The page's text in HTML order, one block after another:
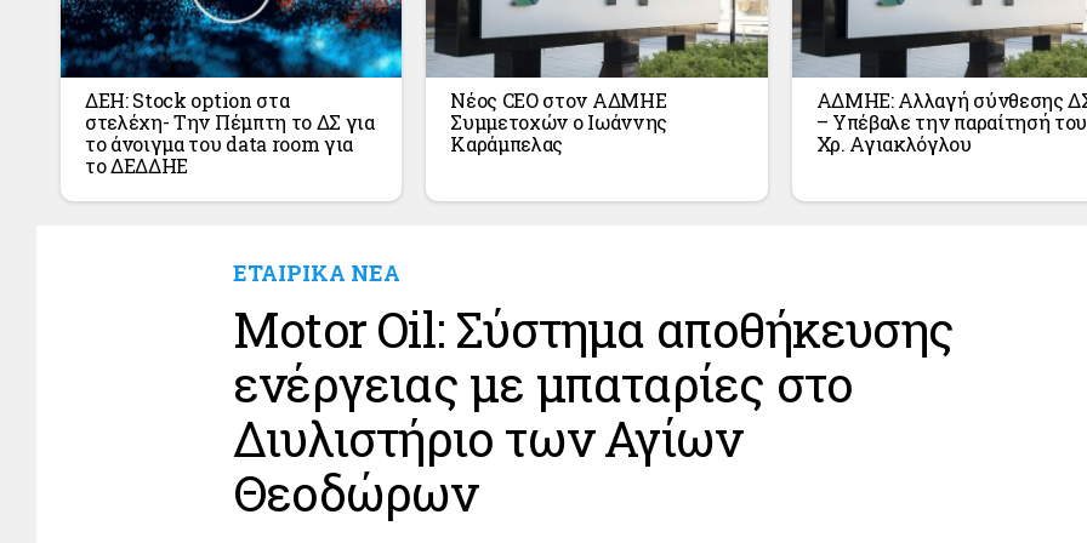
ΔΕΗ: Stock option στα
στελέχη- Την Πέμπτη το ΔΣ για
το άνοιγμα του data room για
το ΔΕΔΔΗΕ
Νέος CEO στον ΑΔΜΗΕ
Συμμετοχών ο Ιωάννης
Καράμπελας
ΑΔΜΗΕ: Αλλαγή σύνθεσης
– Υπέβαλε την παραίτησή
Χρ. Αγιακλόγλου
ΕΤΑΙΡΙΚΑ ΝΕΑ
Motor Oil: Σύστημα αποθήκευσης
ενέργειας με μπαταρίες στο
Διυλιστήριο των Αγίων
Θεοδώρων